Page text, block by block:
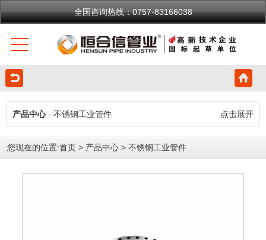
全国咨询热线：0757-83166038
产品中心- 不锈钢工业管件 点击展开
您现在的位置:首页 > 产品中心 > 不锈钢工业管件